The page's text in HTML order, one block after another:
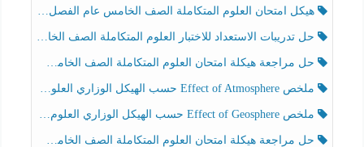
هيكل امتحان العلوم المتكاملة الصف الخامس عام الفصل الدراسي الثالث 2025-2026
حل تدريبات الاستعداد للاختبار العلوم المتكاملة الصف الخامس عام الفصل الثالث
حل مراجعة هيكلة امتحان العلوم المتكاملة الصف الخامس انسبير الفصل الثالث
ملخص Effect of Atmosphere حسب الهيكل الوزاري العلوم المتكاملة الصف الخامس انسبير الفصل الثالث
ملخص Effect of Geosphere حسب الهيكل الوزاري العلوم المتكاملة الصف الخامس انسبير الفصل الثالث
حل مراجعة هيكلة امتحان العلوم المتكاملة الصف الخامس عام الفصل الثالث